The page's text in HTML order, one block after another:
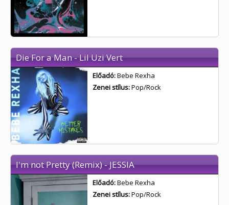
Die For a Man - Lil Uzi Vert
Előadó:Bebe Rexha
Zenei stílus:Pop/Rock
I'm not Pretty (Remix) - JESSIA
Előadó:Bebe Rexha
Zenei stílus:Pop/Rock